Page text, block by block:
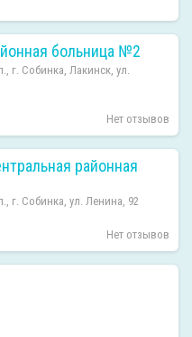
больница №2
г. Собинка, Лакинск, ул.
Нет отзывов
районная
г. Собинка, ул. Ленина, 92
Нет отзывов